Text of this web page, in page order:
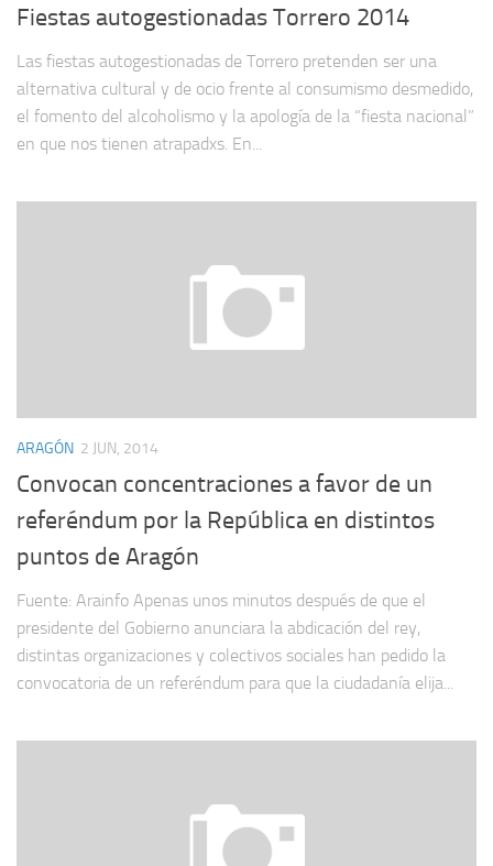
Fiestas autogestionadas Torrero 2014
Las fiestas autogestionadas de Torrero pretenden ser una
alternativa cultural y de ocio frente al consumismo desmedido,
el fomento del alcoholismo y la apología de la “fiesta nacional”
en que nos tienen atrapadxs. En...
ARAGÓN 2 JUN, 2014
Convocan concentraciones a favor de un
referéndum por la República en distintos
puntos de Aragón
Fuente: Arainfo Apenas unos minutos después de que el
presidente del Gobierno anunciara la abdicación del rey,
distintas organizaciones y colectivos sociales han pedido la
convocatoria de un referéndum para que la ciudadanía elija...